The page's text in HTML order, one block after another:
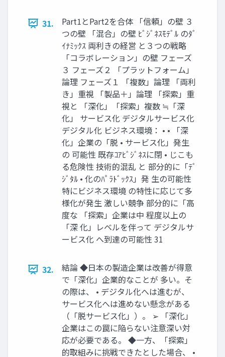
31.
Part1とPart2を合体 「信頼」の壁 ３
つの壁 「混合」の壁 ﾋﾞｼﾞﾈｽﾓﾃﾞﾙ のﾀﾞ
ｲﾅﾐｯｸｽ 両利きの経営 と３つの戦略
「コラボレーション」の壁 フェーズ
３ フェーズ２ 「プラットフォーム」
論理 フェーズ１ 「複数」論理 「両利
き」重視 「製品＋」論理 「探索」重
視と 「深化」「探索」複数 ≒「深
化」 サービス化 デジタルサービス化
デジタル化 ビジネス環境： • • 「深
化」企業の「脱 • サービス化」発生
の 可能性 既存ｺｱﾋﾞｼﾞﾈｽに閉 • じこも
る危険性 技術的混乱 と 部分的に「ﾃﾞ
ｼﾞﾀﾙ • 化のﾊﾟﾗﾄﾞｯｸｽ」発 生の可能性
特にビジネス環境 の特性に応じて多
様化が発生 激しい競争 部分的に「高
度な 「探索」企業は中 程度以上の
「深 化」レベルを伴って デジタルサ
ービス化 へ到達の可能性 31
32.
結論 ◆日本の製造企業は改善が得意
で「深化」企業的なことが 多い。そ
の際は、 • デジタル化へは進むが、
サービス化へは進めない懸念がある
（「脱サービス化」）。 ➢ 「深化」
企業はこの罠に陥らない注意深い対
応が必要である。 ◆一方、「探索」
的取組みに挑戦できたとした場合、 •